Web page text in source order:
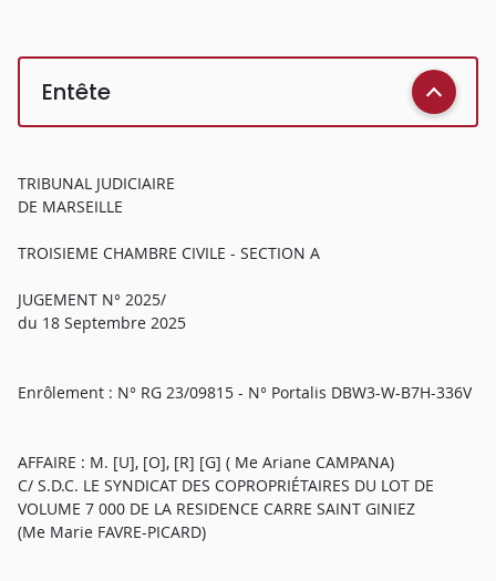
Entête
TRIBUNAL JUDICIAIRE
DE MARSEILLE
TROISIEME CHAMBRE CIVILE - SECTION A
JUGEMENT N° 2025/
du 18 Septembre 2025
Enrôlement : N° RG 23/09815 - N° Portalis DBW3-W-B7H-336V
AFFAIRE : M. [U], [O], [R] [G] ( Me Ariane CAMPANA)
C/ S.D.C. LE SYNDICAT DES COPROPRIÉTAIRES DU LOT DE
VOLUME 7 000 DE LA RESIDENCE CARRE SAINT GINIEZ
(Me Marie FAVRE-PICARD)